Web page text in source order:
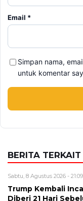
Email *
Simpan nama,
untuk komentar
BERITA TERKAIT
Sabtu, 8 Agustus 2026 -
Trump Kembali
Diberi 21 Hari